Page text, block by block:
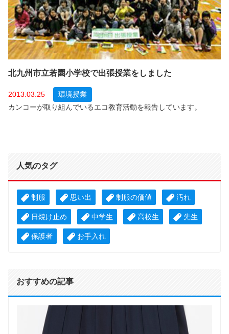
北九州市立若園小学校で出張授業をしました
2013.03.25
環境授業
カンコーが取り組んでいるエコ教育活動を報告しています。
人気のタグ
制服 思い出 制服の価値 汚れ
日焼け止め 中学生 高校生 先生
保護者 お手入れ
おすすめの記事